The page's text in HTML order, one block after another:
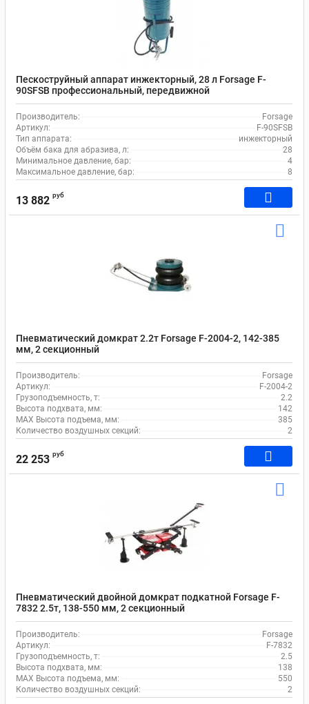
Пескоструйный аппарат инжекторный, 28 л Forsage F-
90SFSB профессиональный, передвижной
Производитель:
Forsage
Артикул:
F-90SFSB
Тип аппарата:
инжекторный
Объём бака для абразива, л:
28
Минимальное давление, бар:
4
Максимальное давление, бар:
8
13 882 руб
Пневматический домкрат 2.2т Forsage F-2004-2, 142-385
мм, 2 секционный
Производитель:
Forsage
Артикул:
F-2004-2
Грузоподъемность, т:
2.2
Высота подхвата, мм:
142
MAX Высота подъема, мм:
385
Количество воздушных секций:
2
22 253 руб
Пневматический двойной домкрат подкатной Forsage F-
7832 2.5т, 138-550 мм, 2 секционный
Производитель:
Forsage
Артикул:
F-7832
Грузоподъемность, т:
2.5
Высота подхвата, мм:
138
MAX Высота подъема, мм:
550
Количество воздушных секций:
2